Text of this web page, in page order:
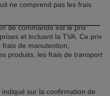
ne comprend pas les frais
de commande est le prix
et incluant la TVA. Ce prix
de manutention,
produits, les frais de transport
sur la confirmation de